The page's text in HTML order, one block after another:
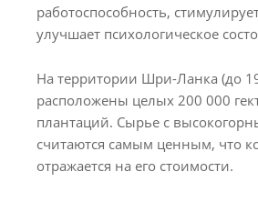
работоспособность,
улучшает психологическое
На территории Шри-Ланка (до
расположены целых 200 000
плантаций. Сырье с
считаются самым ценным, что
отражается на его стоимости.